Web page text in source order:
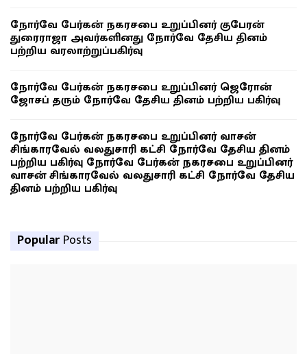
நோர்வே பேர்கன் நகரசபை உறுப்பினர் குபேரன்
துரைராஜா அவர்களினது நோர்வே தேசிய தினம்
பற்றிய வரலாற்றுப்பகிர்வு
நோர்வே பேர்கன் நகரசபை உறுப்பினர் ஜெரோன்
ஜோசப் தரும் நோர்வே தேசிய தினம் பற்றிய பகிர்வு
நோர்வே பேர்கன் நகரசபை உறுப்பினர் வாசன்
சிங்காரவேல் வலதுசாரி கட்சி நோர்வே தேசிய தினம்
பற்றிய பகிர்வு நோர்வே பேர்கன் நகரசபை உறுப்பினர்
வாசன் சிங்காரவேல் வலதுசாரி கட்சி நோர்வே தேசிய
தினம் பற்றிய பகிர்வு
Popular Posts